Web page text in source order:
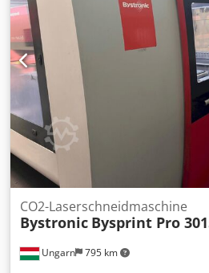
Ungarn 795 km
CO2-Laserschneidmaschine
Bystronic Bysprint Pro